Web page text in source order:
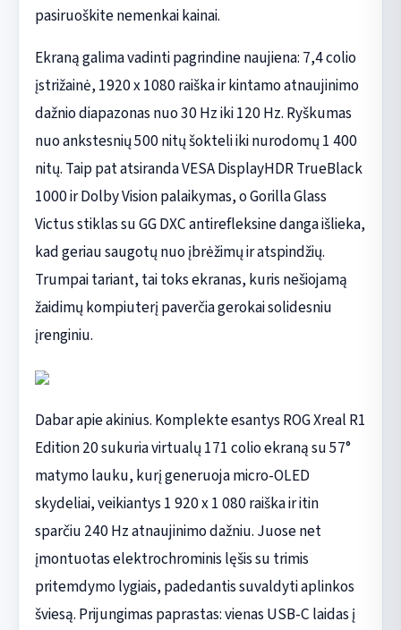
pasiruoškite nemenkai kainai.
Ekraną galima vadinti pagrindine naujiena: 7,4 colio
įstrižainė, 1920 x 1080 raiška ir kintamo atnaujinimo
dažnio diapazonas nuo 30 Hz iki 120 Hz. Ryškumas
nuo ankstesnių 500 nitų šokteli iki nurodomų 1 400
nitų. Taip pat atsiranda VESA DisplayHDR TrueBlack
1000 ir Dolby Vision palaikymas, o Gorilla Glass
Victus stiklas su GG DXC antirefleksine danga išlieka,
kad geriau saugotų nuo įbrėžimų ir atspindžių.
Trumpai tariant, tai toks ekranas, kuris nešiojamą
žaidimų kompiuterį paverčia gerokai solidesniu
įrenginiu.
Dabar apie akinius. Komplekte esantys ROG Xreal R1
Edition 20 sukuria virtualų 171 colio ekraną su 57°
matymo lauku, kurį generuoja micro-OLED
skydeliai, veikiantys 1 920 x 1 080 raiška ir itin
sparčiu 240 Hz atnaujinimo dažniu. Juose net
įmontuotas elektrochrominis lęšis su trimis
pritemdymo lygiais, padedantis suvaldyti aplinkos
šviesą. Prijungimas paprastas: vienas USB-C laidas į